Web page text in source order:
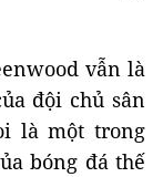
vẫn là
đội chủ sân
là một trong
bóng đá thế